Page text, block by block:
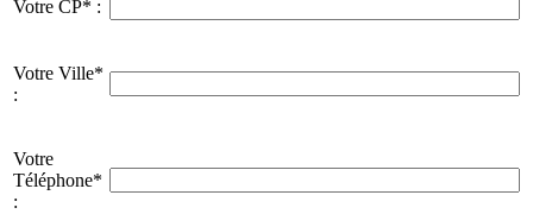
Votre CP* :
Votre Ville*
:
Votre
Téléphone*
: